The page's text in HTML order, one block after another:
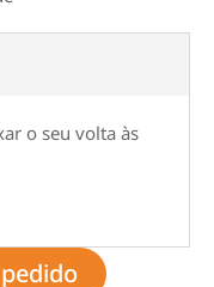
o seu volta às